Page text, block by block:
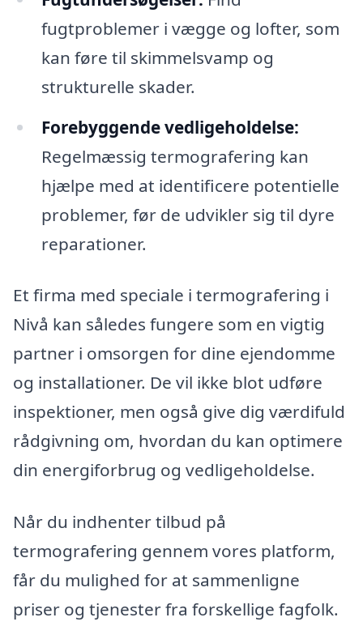
fugtproblemer i vægge og lofter, som
kan føre til skimmelsvamp og
strukturelle skader.
Forebyggende vedligeholdelse:
Regelmæssig termografering kan
hjælpe med at identificere potentielle
problemer, før de udvikler sig til dyre
reparationer.
Et firma med speciale i termografering i
Nivå kan således fungere som en vigtig
partner i omsorgen for dine ejendomme
og installationer. De vil ikke blot udføre
inspektioner, men også give dig værdifuld
rådgivning om, hvordan du kan optimere
din energiforbrug og vedligeholdelse.
Når du indhenter tilbud på
termografering gennem vores platform,
får du mulighed for at sammenligne
priser og tjenester fra forskellige fagfolk.